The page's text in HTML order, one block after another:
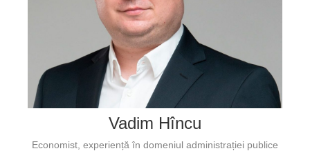
Vadim Hîncu
Economist, experiență în domeniul administrației publice